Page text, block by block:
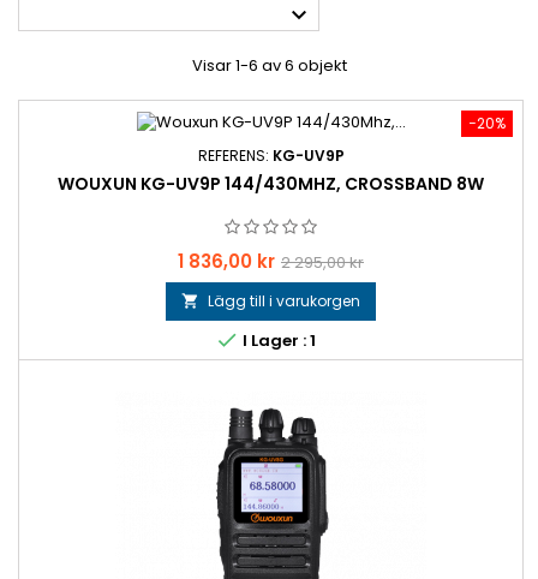

Visar 1-6 av 6 objekt
−20%
REFERENS: KG-UV9P
WOUXUN KG-UV9P 144/430MHZ, CROSSBAND 8W
Pris
1 836,00 kr Baspris
2 295,00 kr
 Lägg till i varukorgen
 I Lager : 1